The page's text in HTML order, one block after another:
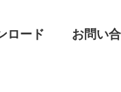
ロード お問い